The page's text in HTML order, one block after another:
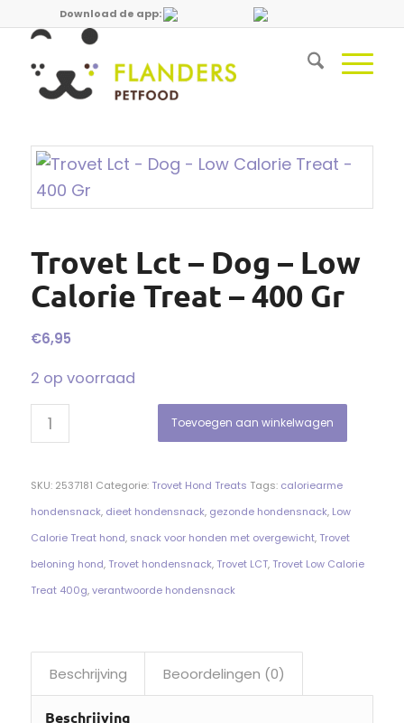
Download de app:
Trovet Lct – Dog – Low
Calorie Treat – 400 Gr
€6,95
2 op voorraad
Toevoegen aan winkelwagen
SKU: 2537181 Categorie: Trovet Hond Treats Tags: caloriearme
hondensnack, dieet hondensnack, gezonde hondensnack, Low
Calorie Treat hond, snack voor honden met overgewicht, Trovet
beloning hond, Trovet hondensnack, Trovet LCT, Trovet Low Calorie
Treat 400g,verantwoorde hondensnack
Beschrijving Beoordelingen (0)
Beschrijving